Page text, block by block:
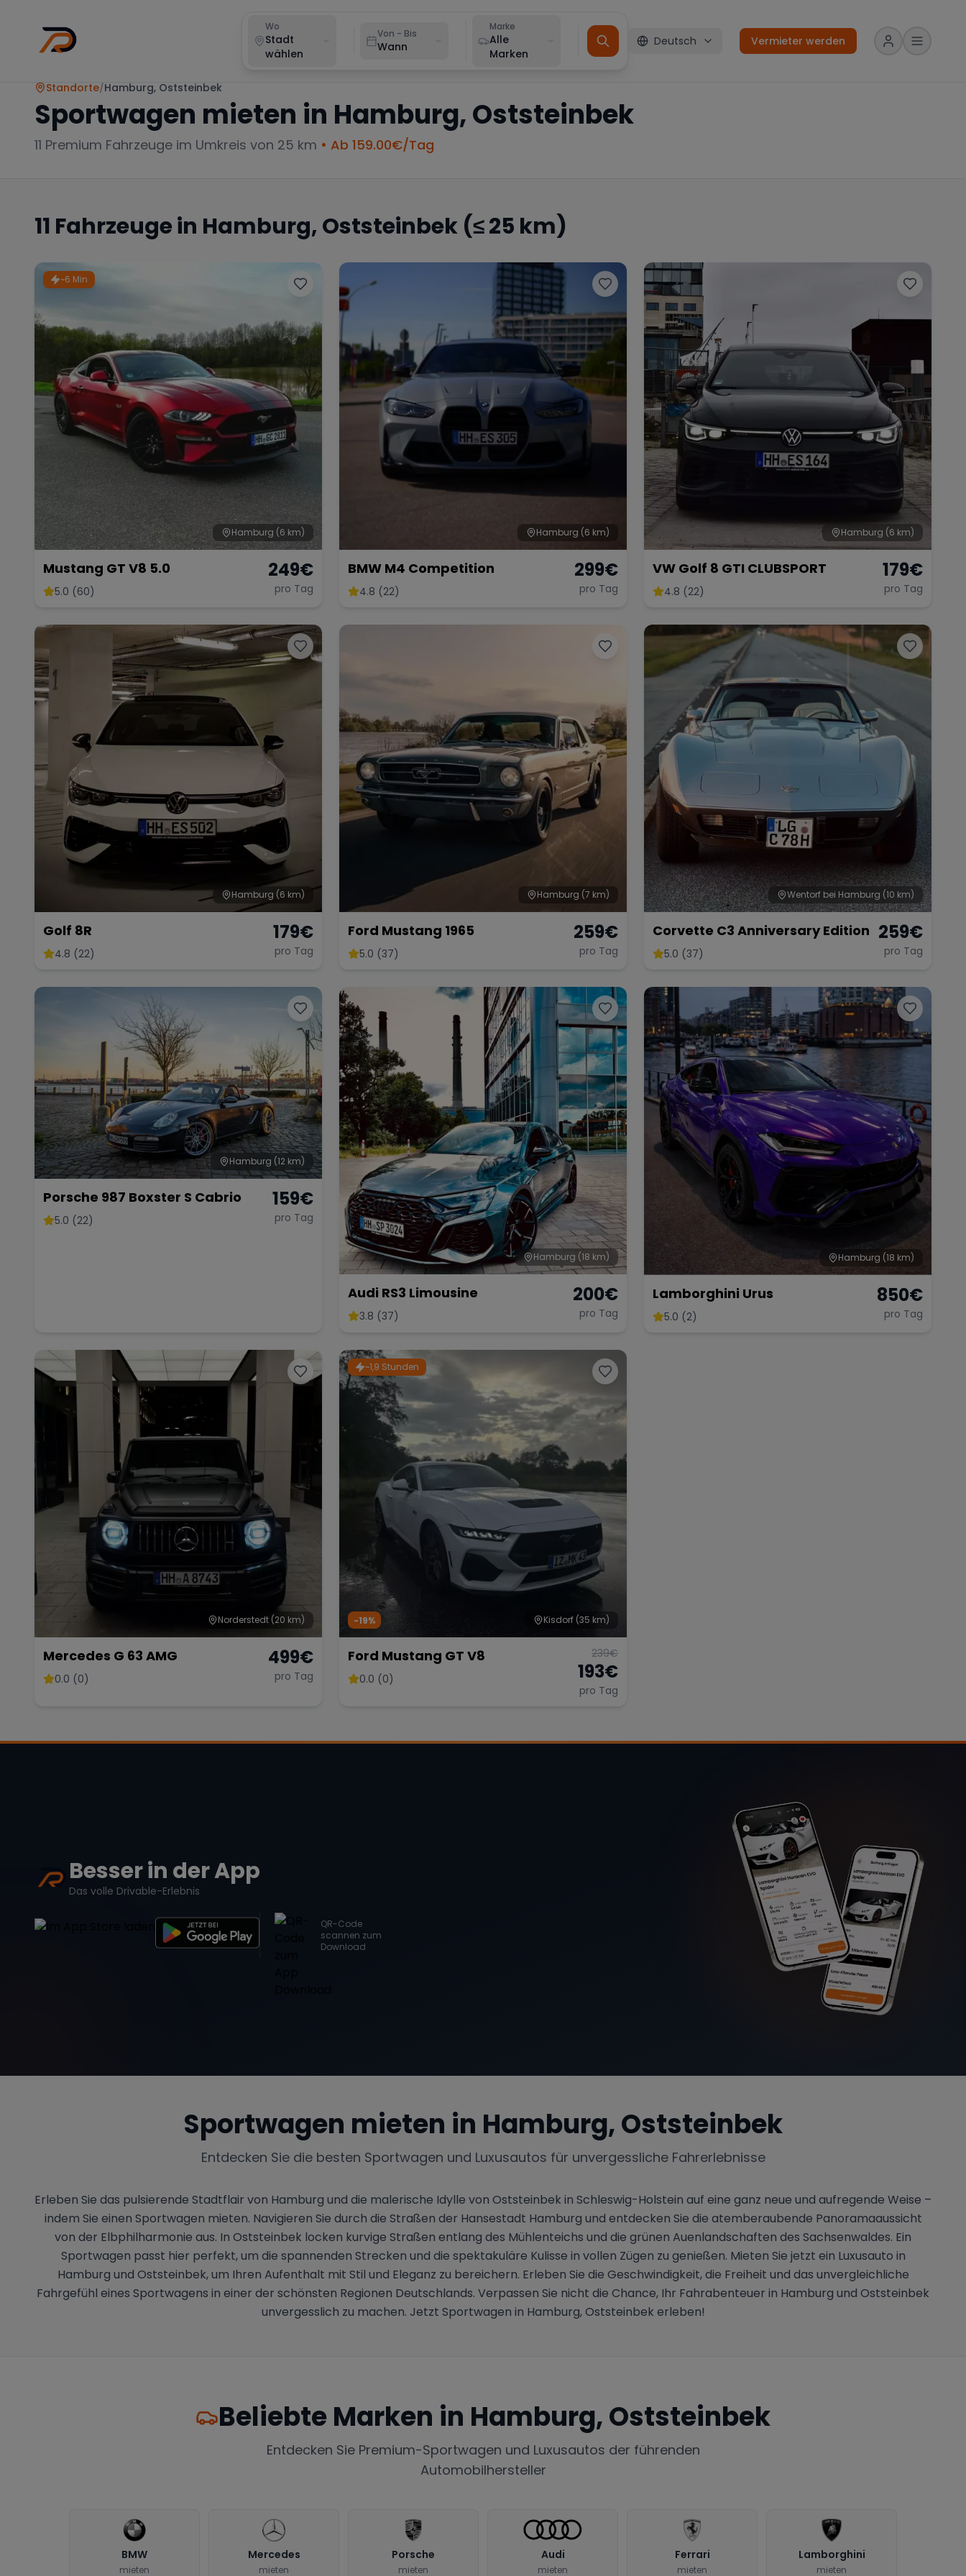
Wo
Stadt
wählen
Von - Bis
Wann
Marke
Alle
Marken
Deutsch Vermieter werden
Standorte/Hamburg, Oststeinbek
Sportwagen mieten in Hamburg, Oststeinbek
11 Premium Fahrzeuge im Umkreis von 25 km • Ab 159.00€/Tag
11 Fahrzeuge in Hamburg, Oststeinbek (≤ 25 km)
~6 Min
Hamburg (6 km)
Mustang GT V8 5.0
5.0 (60)
249€
pro Tag
Hamburg (6 km)
BMW M4 Competition
4.8 (22)
299€
pro Tag
Hamburg (6 km)
VW Golf 8 GTI CLUBSPORT
4.8 (22)
179€
pro Tag
Hamburg (6 km)
Golf 8R
4.8 (22)
179€
pro Tag
Hamburg (7 km)
Ford Mustang 1965
5.0 (37)
259€
pro Tag
Wentorf bei Hamburg (10 km)
Corvette C3 Anniversary Edition
5.0 (37)
259€
pro Tag
Hamburg (12 km)
Porsche 987 Boxster S Cabrio
5.0 (22)
159€
pro Tag
Hamburg (18 km)
Audi RS3 Limousine
3.8 (37)
200€
pro Tag
Hamburg (18 km)
Lamborghini Urus
5.0 (2)
850€
pro Tag
Norderstedt (20 km)
Mercedes G 63 AMG
0.0 (0)
499€
pro Tag
~1,9 Stunden
Kisdorf (35 km)
-19%
Ford Mustang GT V8
0.0 (0)
239€
193€
pro Tag
Besser in der App
Das volle Drivable-Erlebnis
QR-Code
scannen zum
Download
Sportwagen mieten in Hamburg, Oststeinbek
Entdecken Sie die besten Sportwagen und Luxusautos für unvergessliche Fahrerlebnisse
Erleben Sie das pulsierende Stadtflair von Hamburg und die malerische Idylle von Oststeinbek in Schleswig-Holstein auf eine ganz neue und aufregende Weise –
indem Sie einen Sportwagen mieten. Navigieren Sie durch die Straßen der Hansestadt Hamburg und entdecken Sie die atemberaubende Panoramaaussicht
von der Elbphilharmonie aus. In Oststeinbek locken kurvige Straßen entlang des Mühlenteichs und die grünen Auenlandschaften des Sachsenwaldes. Ein
Sportwagen passt hier perfekt, um die spannenden Strecken und die spektakuläre Kulisse in vollen Zügen zu genießen. Mieten Sie jetzt ein Luxusauto in
Hamburg und Oststeinbek, um Ihren Aufenthalt mit Stil und Eleganz zu bereichern. Erleben Sie die Geschwindigkeit, die Freiheit und das unvergleichliche
Fahrgefühl eines Sportwagens in einer der schönsten Regionen Deutschlands. Verpassen Sie nicht die Chance, Ihr Fahrabenteuer in Hamburg und Oststeinbek
unvergesslich zu machen. Jetzt Sportwagen in Hamburg, Oststeinbek erleben!
Beliebte Marken in Hamburg, Oststeinbek
Entdecken Sie Premium-Sportwagen und Luxusautos der führenden
Automobilhersteller
BMW
mieten
Mercedes
mieten
Porsche
mieten
Audi
mieten
Ferrari
mieten
Lamborghini
mieten